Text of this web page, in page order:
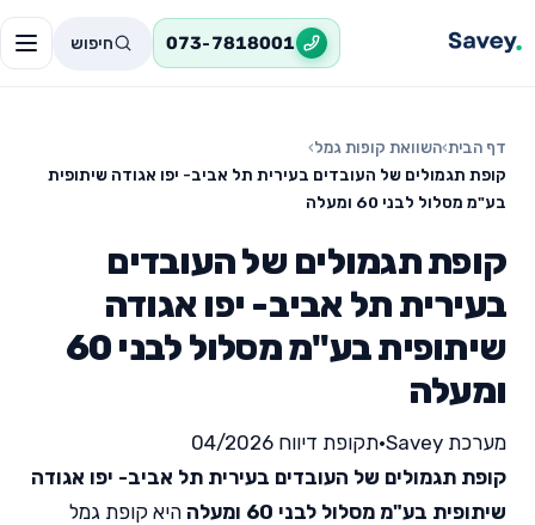
073-7818001 חיפוש
דף הבית›השוואת קופות גמל›
קופת תגמולים של העובדים בעירית תל אביב- יפו אגודה שיתופית
בע"מ מסלול לבני 60 ומעלה
קופת תגמולים של העובדים
בעירית תל אביב- יפו אגודה
שיתופית בע"מ מסלול לבני 60
ומעלה
מערכת Savey •תקופת דיווח 04/2026
קופת תגמולים של העובדים בעירית תל אביב- יפו אגודה
שיתופית בע"מ מסלול לבני 60 ומעלה
היא קופת גמל